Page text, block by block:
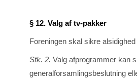
§ 12. Valg af tv-pakker
Foreningen skal sikre
Stk. 2. Valg afprogrammer kan
generalforsamlingsbeslutning